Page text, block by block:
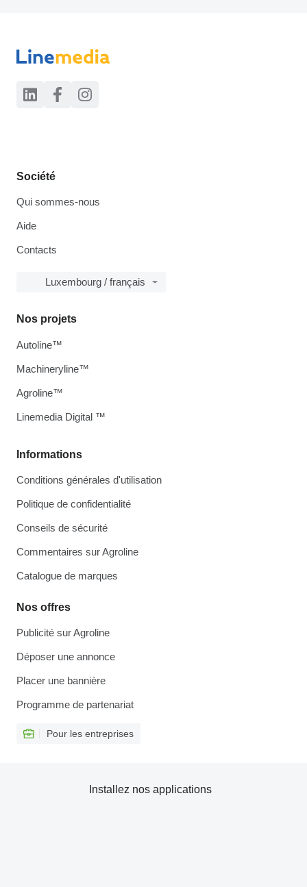
Société
Qui sommes-nous
Aide
Contacts
Luxembourg / français
Informations
Conditions générales d'utilisation
Politique de confidentialité
Conseils de sécurité
Commentaires sur Agroline
Catalogue de marques
Nos offres
Publicité sur Agroline
Déposer une annonce
Placer une bannière
Programme de partenariat
Pour les entreprises
Nos projets
Autoline™
Machineryline™
Agroline™
Linemedia Digital ™
Installez nos applications